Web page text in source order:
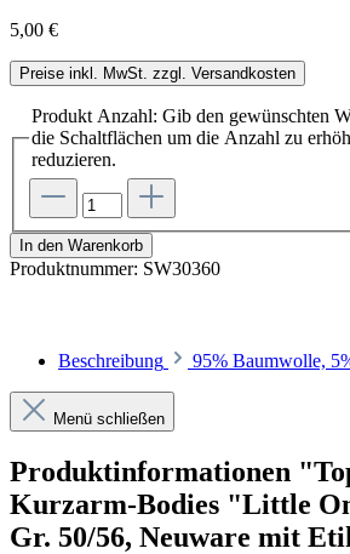
5,00 €
Preise inkl. MwSt. zzgl. Versandkosten
Produkt Anzahl: Gib den gewünschten
die Schaltflächen um die Anzahl zu
reduzieren.
In den Warenkorb
Produktnummer: SW30360
Beschreibung 95% Baumwolle,
Menü schließen
Produktinformationen
Kurzarm-Bodies "Little
Gr. 50/56, Neuware mit